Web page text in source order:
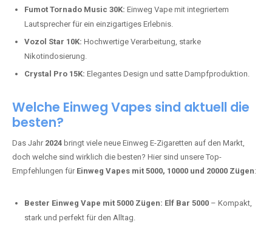
Fumot Tornado Music 30K: Einweg Vape mit integriertem
Lautsprecher für ein einzigartiges Erlebnis.
Vozol Star 10K: Hochwertige Verarbeitung, starke
Nikotindosierung.
Crystal Pro 15K: Elegantes Design und satte Dampfproduktion.
Welche Einweg Vapes sind aktuell die
besten?
Das Jahr 2024 bringt viele neue Einweg E-Zigaretten auf den Markt,
doch welche sind wirklich die besten? Hier sind unsere Top-
Empfehlungen für Einweg Vapes mit 5000, 10000 und 20000 Zügen:
Bester Einweg Vape mit 5000 Zügen: Elf Bar 5000 – Kompakt,
stark und perfekt für den Alltag.